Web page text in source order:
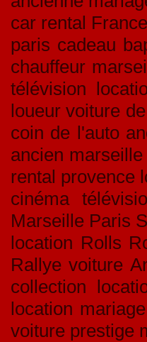
car rental
paris cadeau
chauffeur
télévision
loueur voiture
coin de l'auto
ancien
rental provence
cinéma
Marseille Paris
location Rolls
Rallye voiture
collection
location
voiture prestige